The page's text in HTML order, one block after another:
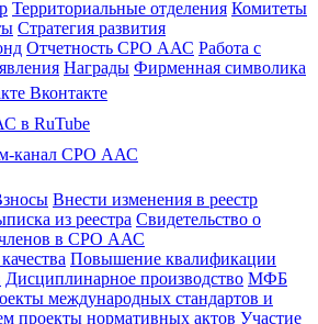
Территориальные отделения Комитеты
Стратегия развития
Отчетность СРО ААС Работа с
Награды Фирменная символика
Вконтакте
в RuTube
канал СРО ААС
Внести изменения в реестр
из реестра Свидетельство о
членов в СРО ААС
Повышение квалификации
Дисциплинарное производство МФБ
международных стандартов и
проекты нормативных актов Участие